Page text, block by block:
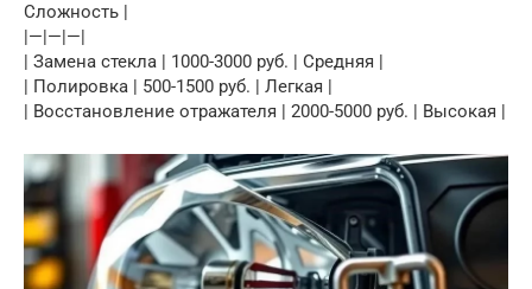
Сложность |
|—|—|—|
| Замена стекла | 1000-3000 руб. | Средняя |
| Полировка | 500-1500 руб. | Легкая |
| Восстановление отражателя | 2000-5000 руб. | Высокая |